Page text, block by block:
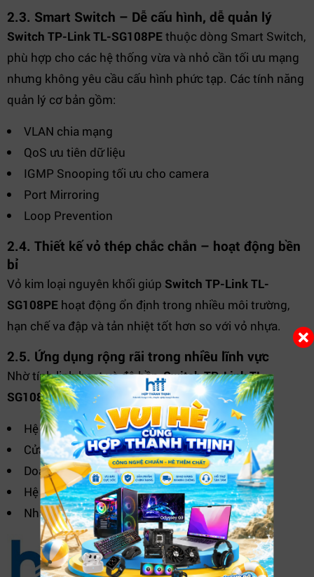
2.3. Smart Switch – Dễ cấu hình, dễ quản lý
Switch TP-Link TL-SG108PEthuộc dòng Smart Switch,
phù hợp cho các hệ thống vừa và nhỏ cần tối ưu mạng
nhưng không yêu cầu cấu hình phức tạp. Các tính năng
quản lý cơ bản gồm:
VLAN chia mạng
QoS ưu tiên dữ liệu
IGMP Snooping tối ưu cho camera
Port Mirroring
Loop Prevention
2.4. Thiết kế vỏ thép chắc chắn – hoạt động bền
bỉ
Vỏ kim loại nguyên khối giúp Switch TP-Link TL-
SG108PE hoạt động ổn định trong nhiều môi trường,
hạn chế va đập và tản nhiệt tốt hơn so với vỏ nhựa.
2.5. Ứng dụng rộng rãi trong nhiều lĩnh vực
Nhờ tính linh hoạt và độ bền,Switch TP-Link TL-
SG108PEđược sử dụng phổ biến trong:
Hệ thống camera giám sát
Cửa hàng – quán café – nhà hàng
Doanh nghiệp & văn phòng
Hệ thống WiFi công cộng
Nhà thông minh & IoT